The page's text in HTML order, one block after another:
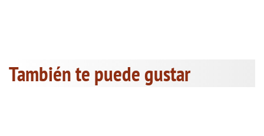
También te puede gustar